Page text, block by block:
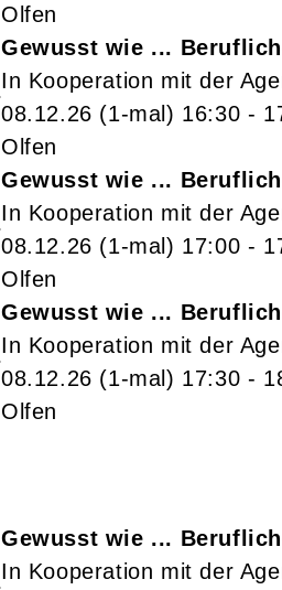
Olfen
Gewusst wie ...
In Kooperation mit der
08.12.26 (1-mal) 16:30 -
Olfen
Gewusst wie ...
In Kooperation mit der
08.12.26 (1-mal) 17:00 -
Olfen
Gewusst wie ...
In Kooperation mit der
08.12.26 (1-mal) 17:30 -
Olfen
Gewusst wie ...
In Kooperation mit der